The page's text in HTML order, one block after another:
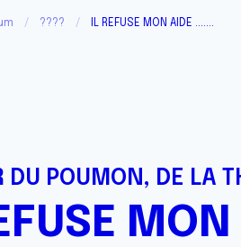
???? IL REFUSE MON AIDE .......
DU POUMON, DE LA